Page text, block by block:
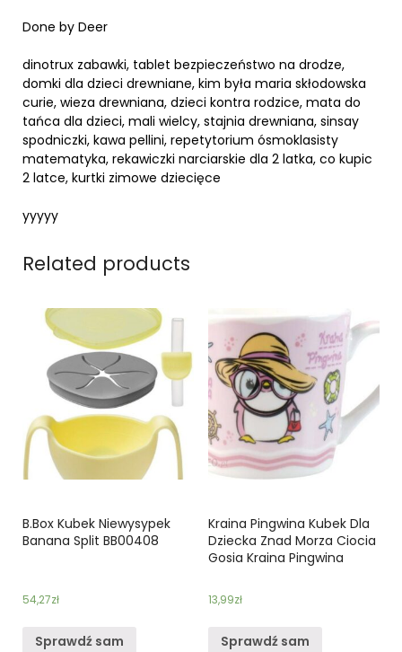
Done by Deer
dinotrux zabawki, tablet bezpieczeństwo na drodze,
domki dla dzieci drewniane, kim była maria skłodowska
curie, wieza drewniana, dzieci kontra rodzice, mata do
tańca dla dzieci, mali wielcy, stajnia drewniana, sinsay
spodniczki, kawa pellini, repetytorium ósmoklasisty
matematyka, rekawiczki narciarskie dla 2 latka, co kupic
2 latce, kurtki zimowe dziecięce
yyyyy
Related products
B.Box Kubek Niewysypek
Banana Split BB00408
54,27zł
Sprawdź sam
Kraina Pingwina Kubek Dla
Dziecka Znad Morza Ciocia
Gosia Kraina Pingwina
13,99zł
Sprawdź sam